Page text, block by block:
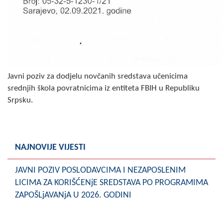
Javni poziv za dodjelu novčanih sredstava učenicima
srednjih škola povratnicima iz entiteta FBIH u Republiku
Srpsku.
NAJNOVIJE VIJESTI
JAVNI POZIV POSLODAVCIMA I NEZAPOSLENIM
LICIMA ZA KORIŠĆENjE SREDSTAVA PO PROGRAMIMA
ZAPOŠLjAVANjA U 2026. GODINI